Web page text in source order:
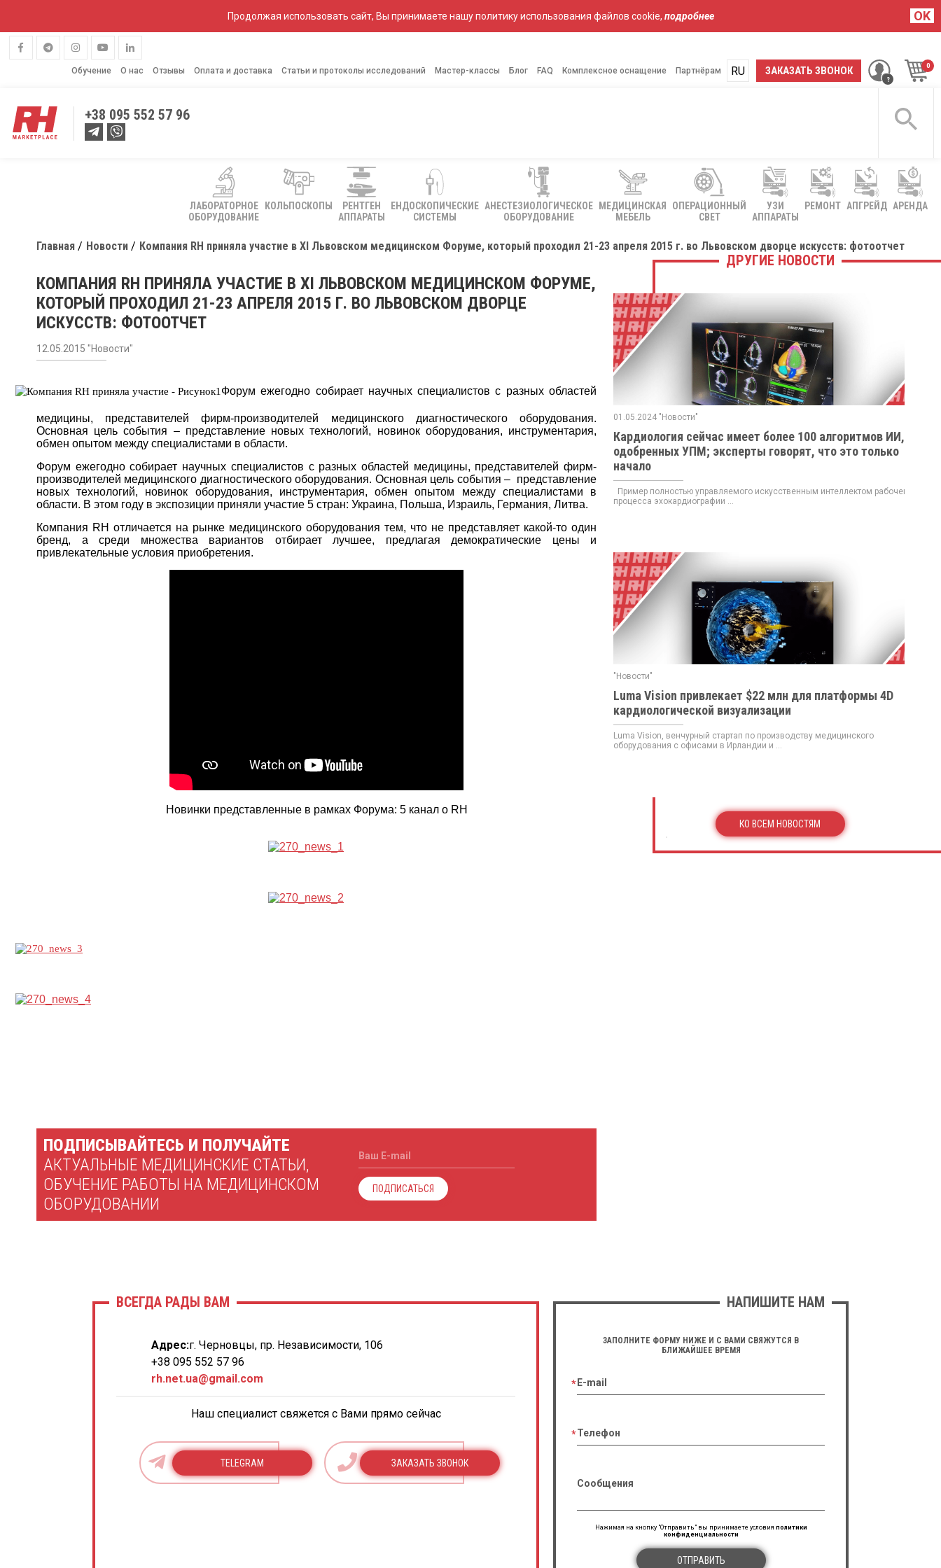
Продолжая использовать сайт, Вы принимаете нашу политику использования файлов cookie, подробнее OK
Обучение О нас Отзывы Оплата и доставка Статьи и протоколы исследований Мастер-классы Блог FAQ Комплексное оснащение Партнёрам ЗАКАЗАТЬ ЗВОНОК
RU
UA
+38 095 552 57 96
ЛАБОРАТОРНОЕ
ОБОРУДОВАНИЕ
КОЛЬПОСКОПЫ
РЕНТГЕН
АППАРАТЫ
ЕНДОСКОПИЧЕСКИЕ
СИСТЕМЫ
АНЕСТЕЗИОЛОГИЧЕСКОЕ
ОБОРУДОВАНИЕ
МЕДИЦИНСКАЯ
МЕБЕЛЬ
ОПЕРАЦИОННЫЙ
СВЕТ
УЗИ
АППАРАТЫ
РЕМОНТ АПГРЕЙД АРЕНДА
Главная Новости Компания RH приняла участие в XI Львовском медицинском Форуме, который проходил 21-23 апреля 2015 г. во Львовском дворце искусств: фотоотчет
КОМПАНИЯ RH ПРИНЯЛА УЧАСТИЕ В XI ЛЬВОВСКОМ МЕДИЦИНСКОМ ФОРУМЕ,
КОТОРЫЙ ПРОХОДИЛ 21-23 АПРЕЛЯ 2015 Г. ВО ЛЬВОВСКОМ ДВОРЦЕ
ИСКУССТВ: ФОТООТЧЕТ
12.05.2015 "Новости"
Форум ежегодно собирает научных специалистов с разных областей
медицины, представителей фирм-производителей медицинского диагностического оборудования.
Основная цель события – представление новых технологий, новинок оборудования, инструментария,
обмен опытом между специалистами в области.
Форум ежегодно собирает научных специалистов с разных областей медицины, представителей фирм-
производителей медицинского диагностического оборудования. Основная цель события – представление
новых технологий, новинок оборудования, инструментария, обмен опытом между специалистами в
области. В этом году в экспозиции приняли участие 5 стран: Украина, Польша, Израиль, Германия, Литва.
Компания RH отличается на рынке медицинского оборудования тем, что не представляет какой-то один
бренд, а среди множества вариантов отбирает лучшее, предлагая демократические цены и
привлекательные условия приобретения.
Новинки представленные в рамках Форума: 5 канал о RH
ПОДПИСЫВАЙТЕСЬ И ПОЛУЧАЙТЕ
АКТУАЛЬНЫЕ МЕДИЦИНСКИЕ СТАТЬИ,
ОБУЧЕНИЕ РАБОТЫ НА МЕДИЦИНСКОМ
ОБОРУДОВАНИИ
Ваш E-mail
ПОДПИСАТЬСЯ
ДРУГИЕ НОВОСТИ
01.05.2024 "Новости"
Кардиология сейчас имеет более 100 алгоритмов ИИ,
одобренных УПМ; эксперты говорят, что это только
начало
Пример полностью управляемого искусственным интеллектом рабочего
процесса эхокардиографии ...
"Новости"
Luma Vision привлекает $22 млн для платформы 4D
кардиологической визуализации
Luma Vision, венчурный стартап по производству медицинского
оборудования с офисами в Ирландии и ...
КО ВСЕМ НОВОСТЯМ
НАПИШИТЕ НАМ
ЗАПОЛНИТЕ ФОРМУ НИЖЕ И С ВАМИ СВЯЖУТСЯ В
БЛИЖАЙШЕЕ ВРЕМЯ
E-mail
Телефон
Сообщения
Нажимая на кнопку "Отправить" вы принимаете условия политики
конфиденциальности
ОТПРАВИТЬ
ВСЕГДА РАДЫ ВАМ
Адрес:г. Черновцы, пр. Независимости, 106
+38 095 552 57 96
rh.net.ua@gmail.com
Наш специалист свяжется с Вами прямо сейчас
TELEGRAM ЗАКАЗАТЬ ЗВОНОК